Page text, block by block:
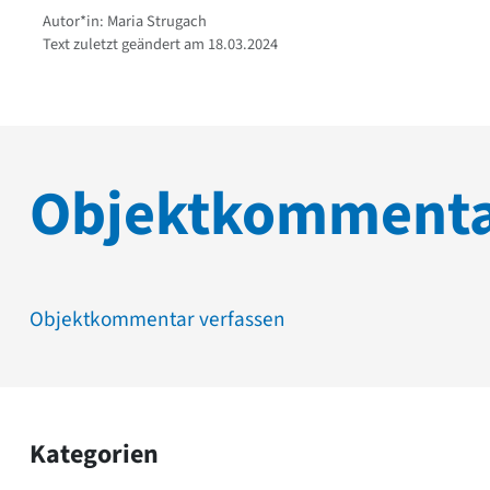
Autor*in: Maria Strugach
Text zuletzt geändert am 18.03.2024
Objektkommentar verfassen
Kategorien